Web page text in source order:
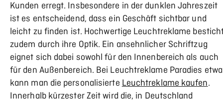
Kunden erregt. Insbesondere in der dunklen Jahreszeit
ist es entscheidend, dass ein Geschäft sichtbar und
leicht zu finden ist. Hochwertige Leuchtreklame
zudem durch ihre Optik. Ein ansehnlicher Schriftzug
eignet sich dabei sowohl für den Innenbereich als auch
für den Außenbereich. Bei Leuchtreklame Paradies etwa
kann man die personalisierteLeuchtreklame kaufen.
Innerhalb kürzester Zeit wird die, in Deutschland